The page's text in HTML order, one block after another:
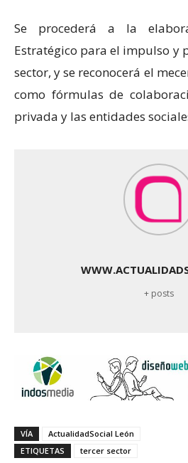
Se procederá a la
Estratégico para el impulso y
sector, y se reconocerá el
como fórmulas de
privada y las entidades
+ posts
VÍA
ActualidadSocial León
ETIQUETAS
tercer sector